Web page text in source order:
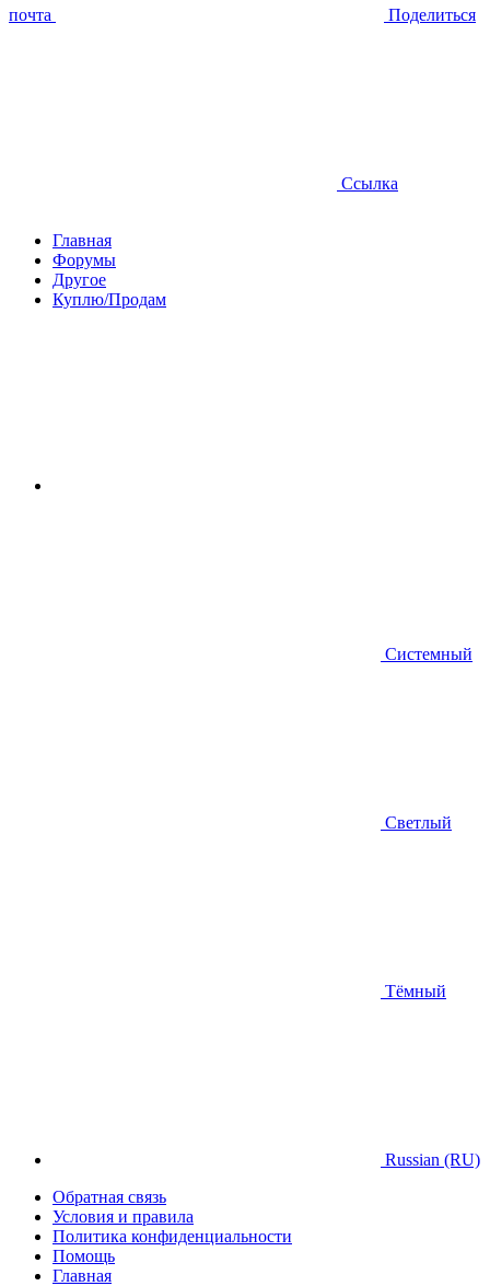
почта Поделиться
Ссылка
Главная
Форумы
Другое
Куплю/Продам
Системный
Светлый
Тёмный
Russian (RU)
Обратная связь
Условия и правила
Политика конфиденциальности
Помощь
Главная